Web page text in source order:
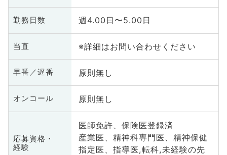
勤務日数 週4.00日〜5.00日
当直 ※詳細はお問い合わせください
早番／遅番 原則無し
オンコール 原則無し
応募資格・
経験
医師免許、保険医登録済
産業医、精神科専門医、精神保健
指定医、指導医,転科,未経験の先